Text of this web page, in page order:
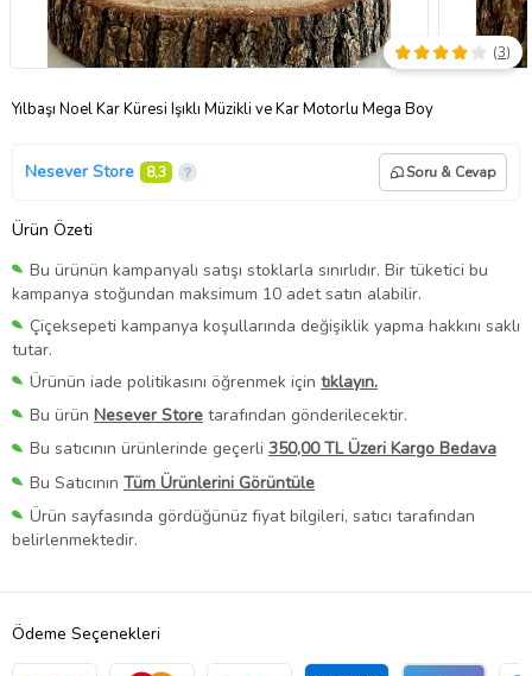
Yılbaşı Noel Kar Küresi Işıklı Müzikli ve Kar Motorlu Mega Boy
(3)
Nesever Store 8,3 Soru & Cevap
Ürün Özeti
Bu ürünün kampanyalı satışı stoklarla sınırlıdır. Bir tüketici bu
kampanya stoğundan maksimum 10 adet satın alabilir.
Çiçeksepeti kampanya koşullarında değişiklik yapma hakkını saklı
tutar.
Ürünün iade politikasını öğrenmek için tıklayın.
Bu ürün Nesever Store tarafından gönderilecektir.
Bu satıcının ürünlerinde geçerli 350,00 TL Üzeri Kargo Bedava
Bu Satıcının Tüm Ürünlerini Görüntüle
Ürün sayfasında gördüğünüz fiyat bilgileri, satıcı tarafından
belirlenmektedir.
Ödeme Seçenekleri